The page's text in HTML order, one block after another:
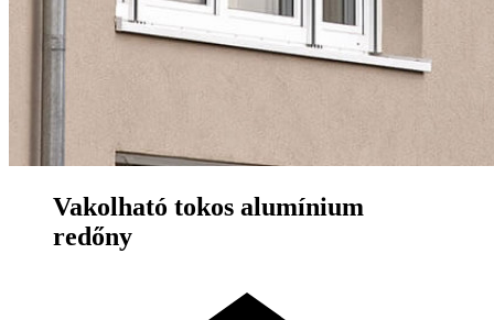
Vakolható tokos alumínium
redőny